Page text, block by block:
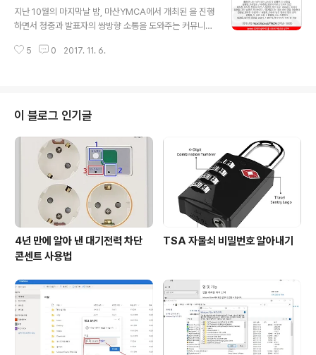
사용했던 에 원탁토론에서 활용할 수 있는 몇 가지 기능이
더 있었으면 좋겠다는 제안을 하였습니다. 그랬더니 제작
비스를 소개해주더군요. 며칠 동안 의 기능을 살펴보고 테
지난 10월의 마지막날 밤, 마산YMCA에서 개최된 을 진행
하면서 청중과 발표자의 쌍방향 소통을 도와주는 커뮤니케
는 행사 참가자 출석 체크, 행사정보와 PPT등 자료제공,
폰만으로 이 모든 기능을 사용할 수 있습니다. 큐에이를 활
용하면 청중과 발표자간의 소통 뿐만 아니라 청중과 청중
간의 쌍방향 소통이 이루어지는 것이 아주 효과적이더군
요. 마산YMCA 청년 토론동아리 쉼표가 진행하는 '이그나
이트 마산'에 큐에이를 활용해본 경험담을 정리해보겠습니
다. 큐에이는 유료 서비스 플랫폼입니다만, ..
5 0 2017. 11. 6.
이 블로그 인기글
4년 만에 알아 낸 대기전력 차단
콘센트 사용법
TSA 자물쇠 비밀번호 알아내기